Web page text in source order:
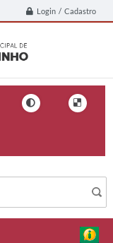
Login / Cadastro